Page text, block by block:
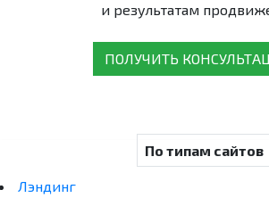
и результатам
ПОЛУЧИТЬ
По типам сайтов
Лэндинг